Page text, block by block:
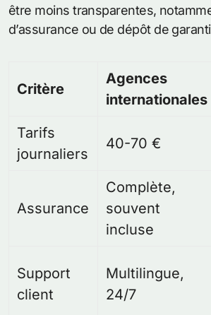
être moins transparentes,
d’assurance ou de dépôt de
Critère
Agences
internationales
Tarifs
journaliers
40-70 €
Assurance
Complète,
souvent
incluse
Support
client
Multilingue,
24/7